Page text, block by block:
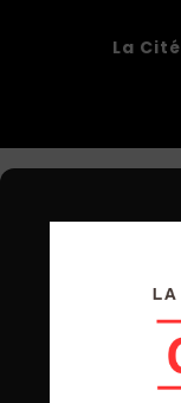
La Cité